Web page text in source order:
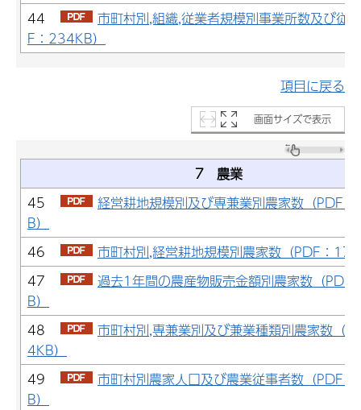
44
市町村別,組織,従業者規模別事業所数及び従
F：234KB）
項目に戻る
画面サイズで表示
7 農業
45
経営耕地規模別及び専兼業別農家数（PDF
B）
46
市町村別,経営耕地規模別農家数（PDF：
47
過去1年間の農産物販売金額別農家数（PDF
B）
48
市町村別,専兼業別及び兼業種類別農家数（
4KB）
49
市町村別農家人口及び農業従事者数（PDF
B）